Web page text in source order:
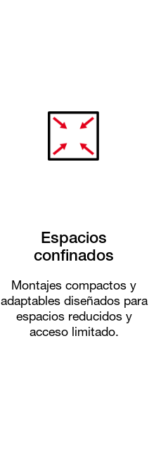
Espacios
confinados
Montajes compactos y
adaptables diseñados para
espacios reducidos y
acceso limitado.